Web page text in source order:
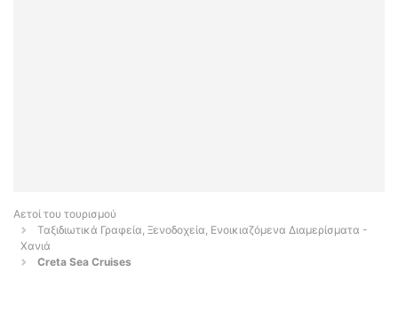
Αετοί του τουρισμού
Ταξιδιωτικά Γραφεία, Ξενοδοχεία, Ενοικιαζόμενα Διαμερίσματα -
Χανιά
Creta Sea Cruises